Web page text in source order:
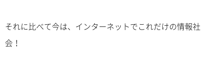
それに比べて今は、インターネットでこれだけの情報社
会！